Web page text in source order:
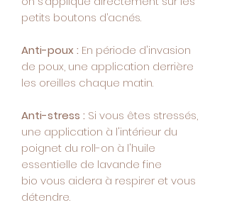
petits boutons d’acnés.
Anti-poux : En période d'invasion
de poux, une application derrière
les oreilles chaque matin.
Anti-stress : Si vous êtes stressés,
une application à l'intérieur du
poignet du roll-on à l'huile
essentielle de lavande fine
bio vous aidera à respirer et vous
détendre.